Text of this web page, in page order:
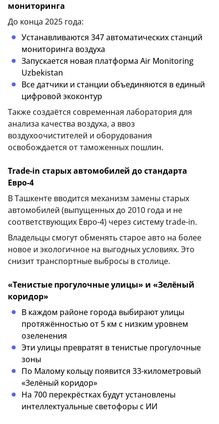
мониторинга
До конца 2025 года:
Устанавливаются 347 автоматических станций
мониторинга воздуха
Запускается новая платформа Air Monitoring
Uzbekistan
Все датчики и станции объединяются в единый
цифровой экоконтур
Также создаётся современная лаборатория для
анализа качества воздуха, а ввоз
воздухоочистителей и оборудования
освобождается от таможенных пошлин.
Trade-in старых автомобилей до стандарта
Евро-4
В Ташкенте вводится механизм замены старых
автомобилей (выпущенных до 2010 года и не
соответствующих Евро-4) через систему trade-in.
Владельцы смогут обменять старое авто на более
новое и экологичное на выгодных условиях. Это
снизит транспортные выбросы в столице.
«Тенистые прогулочные улицы» и «Зелёный
коридор»
В каждом районе города выбирают улицы
протяжённостью от 5 км с низким уровнем
озеленения
Эти улицы превратят в тенистые прогулочные
зоны
По Малому кольцу появится 33-километровый
«Зелёный коридор»
На 700 перекрёстках будут установлены
интеллектуальные светофоры с ИИ